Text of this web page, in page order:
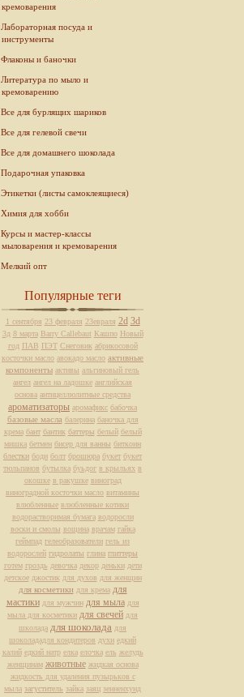
кремоварения
Лабораторная посуда и
инструменты
Флаконы и баночки
Литература по мыло и
кремоварению
Все для бурлящих шариков
Все для гелевой свечи
Все для домашнего шоколада
Подарочная упаковка
Этикетки (листы самоклеящиеся)
Химия для хобби
Курсы и мастер-классы
мыловарения и кремоварения
Мелкий опт
Популярные теги
1 сентября 23 февраля 23евраля 2d 3d
3д 8 марта Barry Callebaut Кашпо Новый
год ПАВ ПЭТ Снеговик абрикосовой
косточки масло авокадо масло активные
компоненты активы альгиновый гель
ангел ангел на ладошке английская
основа антицеллюлитные средства
ароматизаторы аромафикс бабочка
базовые масла балерина баночка для
крема бант бантик баттеры белый белый
мишка бетмен бисер для ванны биткоин
блестки боди болт брошюра букет букет
тюльпанов бутылка буьдог в крыльях в
окошке в ракушке виноград
виноградной косточки масло витамины
влюбленные влюбленные котики
водорастворимая бумага водоросли
воски и смолы вощина врачам гайка
геймпад гелеобразователи гель из
водорослей гидролаты глина глиттеры
готем гроздь девочка декор деньки дети
детское джостик для духов для женщин
для косметики для крема для
мастики для мужчин для мыла для
мыла для косметики для свечей для
школада для шоколада для
шоколададля кондитеров духи едкий
калий едкий натр елка елочка ель желудь
женщинам животные жидкая основа
жидкость для удаления пузырьков с
мыла загуститель зайка заяц зенненхунд